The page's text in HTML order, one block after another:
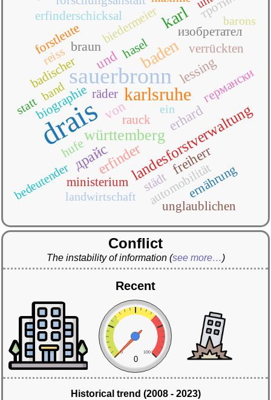
drais
sauerbronn
karlsruhe
baden
karl
württemberglandesforstverwaltung
erfinder
драйс
erhard
freiherr
lessing
und
von
braun
automobilität
badischer
biedermeier
biographie
erfinderschicksal
ernährung
forstleute hasel
hufe
ministerium
rauck
räder
städt
unglaublichen
verrückten
германски
изобретател
band
barons
bedeutender
ein
landwirtschaft
reiss
statt
Conflict
The instability of information (see more…)
Recent
0 100
0
Historical trend (2008 - 2023)